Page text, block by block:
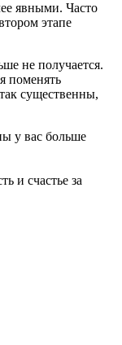
явными. Часто
этапе
не получается.
поменять
существенны,
у вас больше
и счастье за